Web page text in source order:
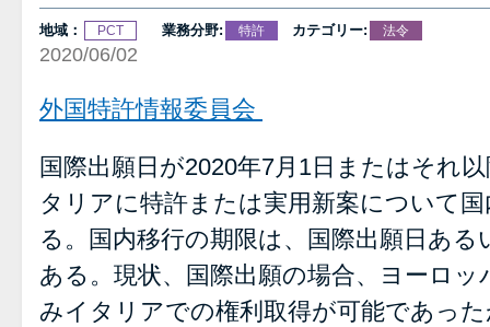
地域： PCT 業務分野: 特許 カテゴリー: 法令
2020/06/02
外国特許情報委員会
国際出願日が2020年7月1日またはそれ
タリアに特許または実用新案について
る。国内移行の期限は、国際出願日あ
ある。現状、国際出願の場合、ヨーロ
みイタリアでの権利取得が可能であっ